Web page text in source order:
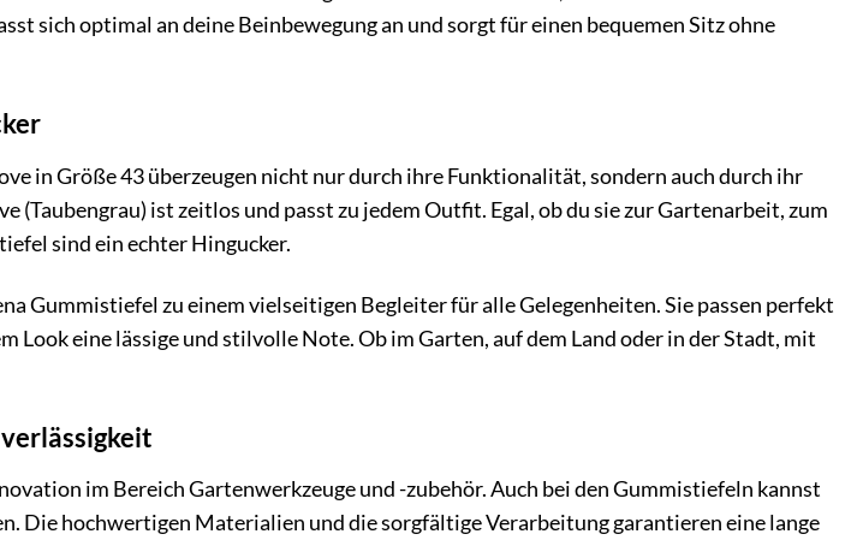
sich optimal an deine Beinbewegung an und sorgt für einen bequemen Sitz ohne
in Größe 43 überzeugen nicht nur durch ihre Funktionalität, sondern auch durch ihr
(Taubengrau) ist zeitlos und passt zu jedem Outfit. Egal, ob du sie zur Gartenarbeit, zum
sind ein echter Hingucker.
Gummistiefel zu einem vielseitigen Begleiter für alle Gelegenheiten. Sie passen perfekt
Look eine lässige und stilvolle Note. Ob im Garten, auf dem Land oder in der Stadt, mit
im Bereich Gartenwerkzeuge und -zubehör. Auch bei den Gummistiefeln kannst
Die hochwertigen Materialien und die sorgfältige Verarbeitung garantieren eine lange